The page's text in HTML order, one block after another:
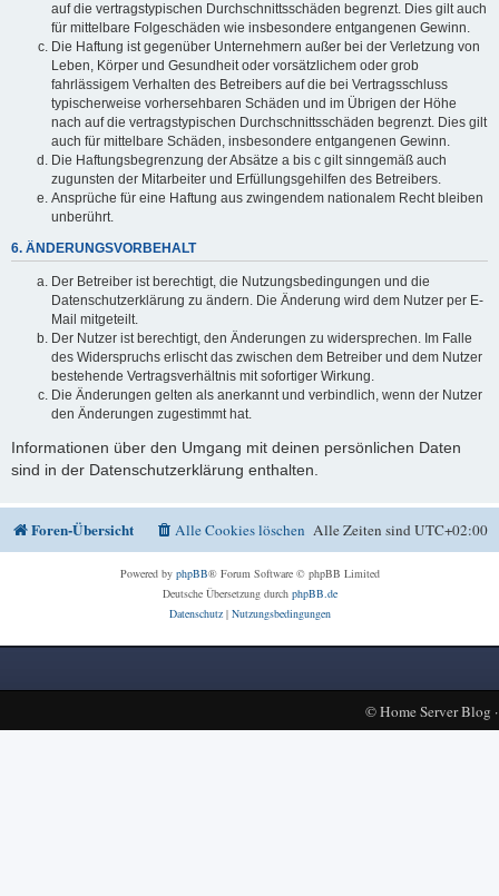
auf die vertragstypischen Durchschnittsschäden begrenzt. Dies gilt auch
für mittelbare Folgeschäden wie insbesondere entgangenen Gewinn.
Die Haftung ist gegenüber Unternehmern außer bei der Verletzung von
Leben, Körper und Gesundheit oder vorsätzlichem oder grob
fahrlässigem Verhalten des Betreibers auf die bei Vertragsschluss
typischerweise vorhersehbaren Schäden und im Übrigen der Höhe
nach auf die vertragstypischen Durchschnittsschäden begrenzt. Dies gilt
auch für mittelbare Schäden, insbesondere entgangenen Gewinn.
Die Haftungsbegrenzung der Absätze a bis c gilt sinngemäß auch
zugunsten der Mitarbeiter und Erfüllungsgehilfen des Betreibers.
Ansprüche für eine Haftung aus zwingendem nationalem Recht bleiben
unberührt.
6. ÄNDERUNGSVORBEHALT
Der Betreiber ist berechtigt, die Nutzungsbedingungen und die
Datenschutzerklärung zu ändern. Die Änderung wird dem Nutzer per E-
Mail mitgeteilt.
Der Nutzer ist berechtigt, den Änderungen zu widersprechen. Im Falle
des Widerspruchs erlischt das zwischen dem Betreiber und dem Nutzer
bestehende Vertragsverhältnis mit sofortiger Wirkung.
Die Änderungen gelten als anerkannt und verbindlich, wenn der Nutzer
den Änderungen zugestimmt hat.
Informationen über den Umgang mit deinen persönlichen Daten
sind in der Datenschutzerklärung enthalten.
Foren-Übersicht Alle Zeiten sindUTC+02:00
Alle Cookies löschen
Powered by phpBB® Forum Software © phpBB Limited
Deutsche Übersetzung durch phpBB.de
Datenschutz| Nutzungsbedingungen
©Home Server Blog